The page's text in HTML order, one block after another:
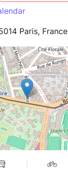
Paris, France